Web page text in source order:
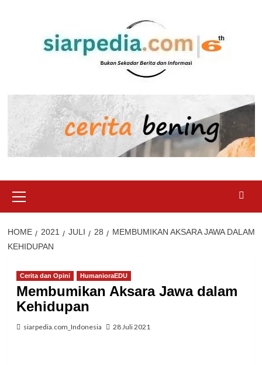
Menu
HOME 2021 JULI 28
MEMBUMIKAN AKSARA JAWA DALAM
KEHIDUPAN
Cerita dan Opini HumanioraEDU
Membumikan Aksara Jawa dalam
Kehidupan
siarpedia.com_Indonesia 28 Juli 2021